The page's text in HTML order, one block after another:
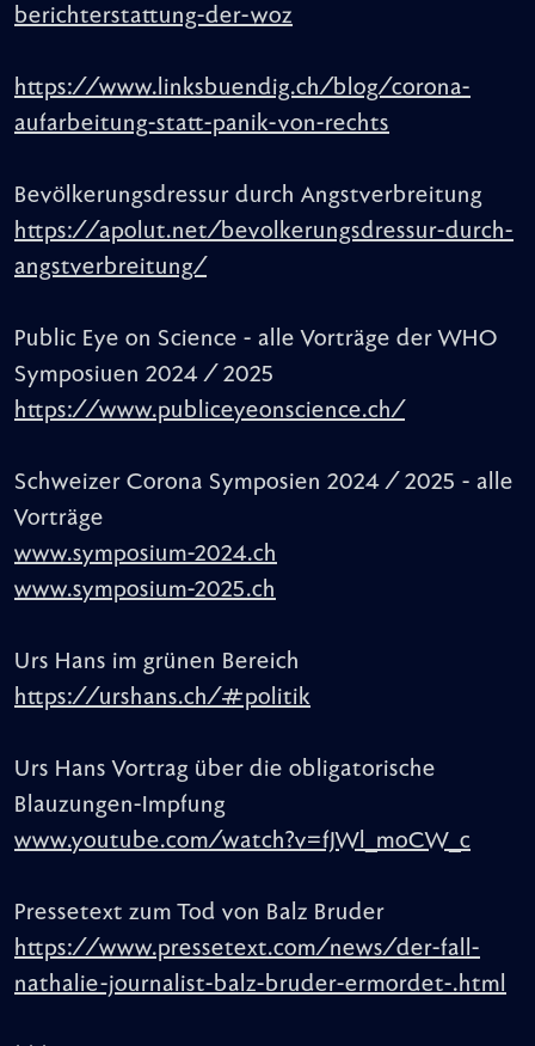
berichterstattung-der-woz
https://www.linksbuendig.ch/blog/corona-
aufarbeitung-statt-panik-von-rechts
Bevölkerungsdressur durch Angstverbreitung
https://apolut.net/bevolkerungsdressur-durch-
angstverbreitung/
Public Eye on Science - alle Vorträge der WHO
Symposiuen 2024 / 2025
https://www.publiceyeonscience.ch/
Schweizer Corona Symposien 2024 / 2025 - alle
Vorträge
www.symposium-2024.ch
www.symposium-2025.ch
Urs Hans im grünen Bereich
https://urshans.ch/#politik
Urs Hans Vortrag über die obligatorische
Blauzungen-Impfung
www.youtube.com/watch?v=fJWl_moCW_c
Pressetext zum Tod von Balz Bruder
https://www.pressetext.com/news/der-fall-
nathalie-journalist-balz-bruder-ermordet-.html